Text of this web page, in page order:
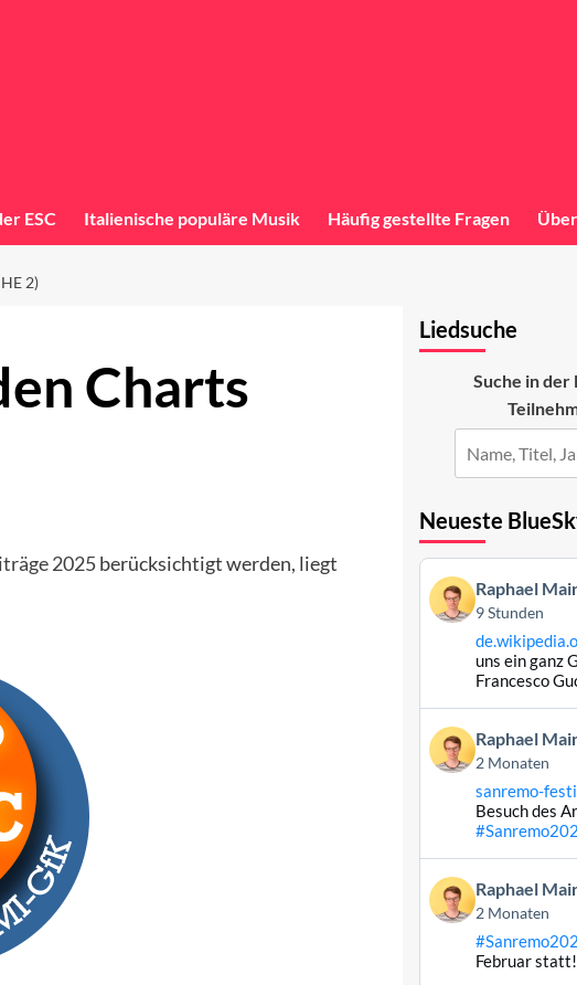
ESC Italienische populäre Musik Häufig gestellte Fragen
2)
Charts
2025berücksichtigt werden, liegt
Liedsuche
Suche in der
Neueste
Beitrag
von
Raphael
Raphael
9 Stunden
uns ein ganz
Francesco
Beitrag
von
Raphael
Raphael
2 Monaten
sanremo-
Besuch des
Beitrag
von
Raphael
Raphael
2 Monaten
Februar